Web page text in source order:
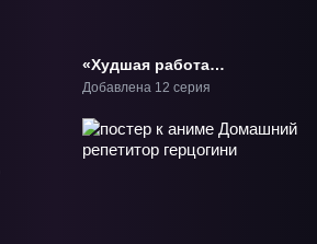
«Худшая работа
«оценщика» оказалась
Добавлена 12 серия